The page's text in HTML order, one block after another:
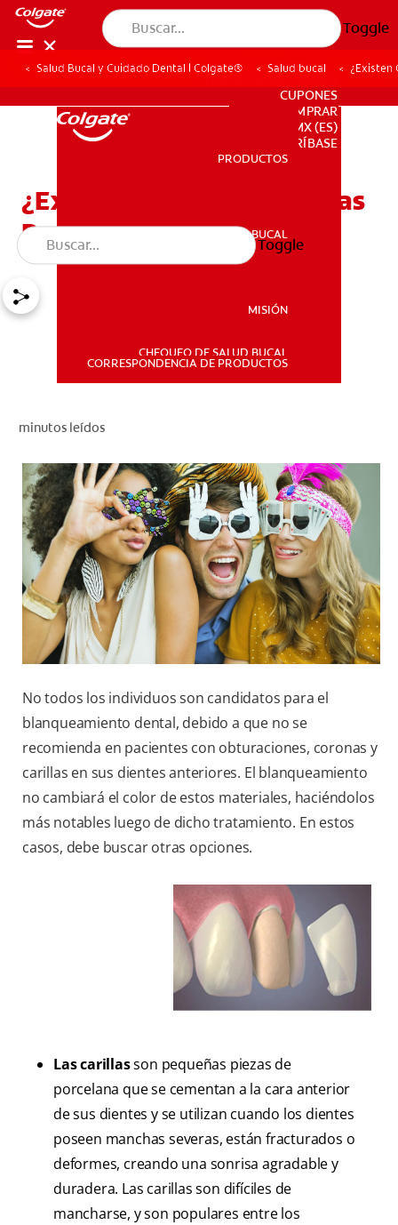
Toggle
PRODUCTOS
SALUD BUCAL
PARA PROFESIONALES
CUPONES
DONDE COMPRAR
MX (ES)
PARA PROFESIONALES
CUPONES
DONDE COMPRAR
MX (ES)
SUSCRÍBASE
PRODUCTOS
SALUD BUCAL
MISIÓN
CHEQUEO DE SALUD BUCAL
CORRESPONDENCIA DE PRODUCTOS
Toggle
Salud Bucal y Cuidado Dental | Colgate® Salud bucal ¿Existen
¿Existen Otras Alternativas
Para Mejorar Mi Sonrisa?
minutos leídos
No todos los individuos son candidatos para el
blanqueamiento dental, debido a que no se
recomienda en pacientes con obturaciones, coronas y
carillas en sus dientes anteriores. El blanqueamiento
no cambiará el color de estos materiales, haciéndolos
más notables luego de dicho tratamiento. En estos
casos, debe buscar otras opciones.
Las carillasson pequeñas piezas de
porcelana que se cementan a la cara anterior
de sus dientes y se utilizan cuando los dientes
poseen manchas severas, están fracturados o
deformes, creando una sonrisa agradable y
duradera. Las carillas son difíciles de
mancharse, y son populares entre los